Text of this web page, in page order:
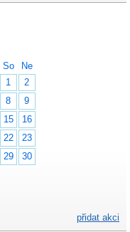
So
Ne
1
2
8
9
15
16
22
23
29
30
přidat akci